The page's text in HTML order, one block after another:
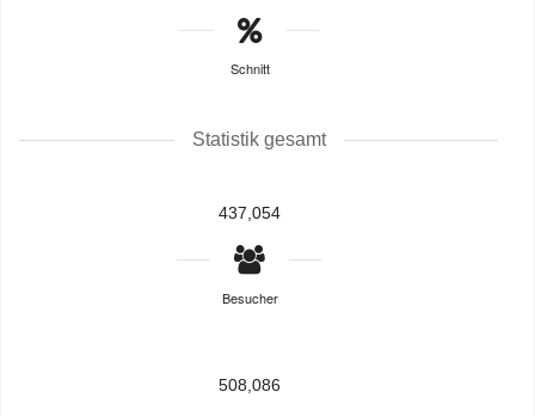
Schnitt
Statistik gesamt
437,054
Besucher
508,086